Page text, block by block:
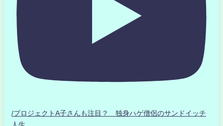
/プロジェクトA子さんも注目？ 独身ハゲ僧侶のサンドイッチ
人生